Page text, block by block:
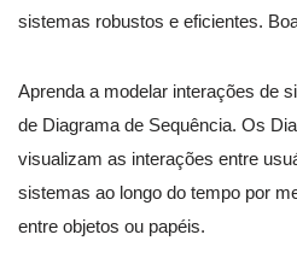
sistemas robustos e eficientes.
Aprenda a modelar interações de
de Diagrama de Sequência. Os
visualizam as interações entre
sistemas ao longo do tempo por
entre objetos ou papéis.